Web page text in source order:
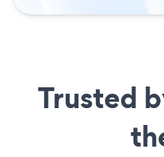
Trusted